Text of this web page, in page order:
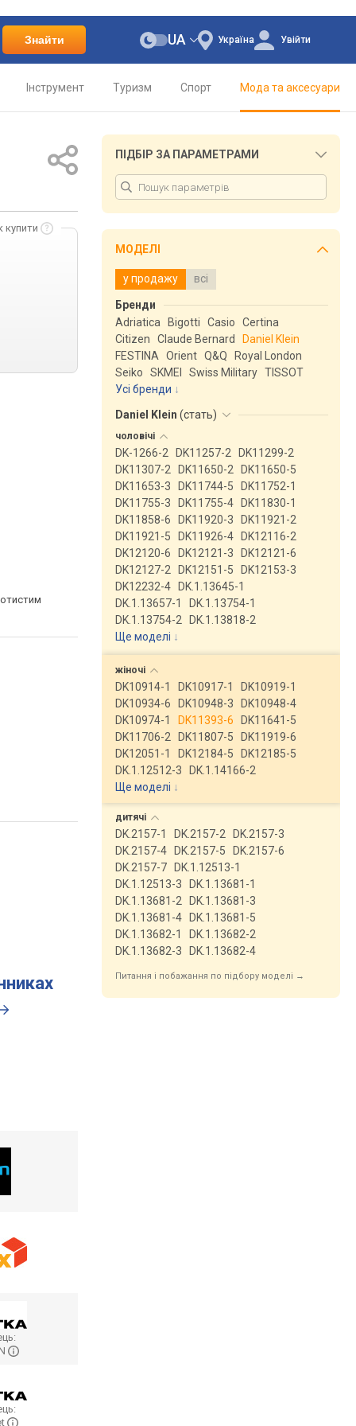
Знайти Україна
UA Увійти
Інструмент Туризм Спорт Мода та аксесуари
купити
ПІДБІР ЗА ПАРАМЕТРАМИ
МОДЕЛІ
у продажу всі
Бренди
Adriatica
Bigotti Casio
Certina
Citizen
Claude Bernard
Daniel Klein
FESTINA
Orient Q&Q
Royal London
Seiko
SKMEI Swiss Military TISSOT
Усі бренди
Daniel Klein (стать)
чоловічі
DK-1266-2 DK11257-2
DK11299-2
DK11307-2
DK11650-2
DK11650-5
DK11653-3
DK11744-5
DK11752-1
DK11755-3
DK11755-4
DK11830-1
DK11858-6
DK11920-3
DK11921-2
DK11921-5
DK11926-4
DK12116-2
DK12120-6
DK12121-3
DK12121-6
DK12127-2
DK12151-5
DK12153-3
DK12232-4
DK.1.13645-1
DK.1.13657-1
DK.1.13754-1
DK.1.13754-2
DK.1.13818-2
Ще моделі ↓
жіночі
DK10914-1 DK10917-1
DK10919-1
DK10934-6
DK10948-3
DK10948-4
DK10974-1
DK11393-6
DK11641-5
DK11706-2
DK11807-5
DK11919-6
DK12051-1
DK12184-5
DK12185-5
DK.1.12512-3
DK.1.14166-2
Ще моделі ↓
дитячі
DK.2157-1 DK.2157-2
DK.2157-3
DK.2157-4
DK.2157-5
DK.2157-6
DK.2157-7
DK.1.12513-1
DK.1.12513-3
DK.1.13681-1
DK.1.13681-2
DK.1.13681-3
DK.1.13681-4
DK.1.13681-5
DK.1.13682-1
DK.1.13682-2
DK.1.13682-3
DK.1.13682-4
Питання і побажання по підбору моделі →